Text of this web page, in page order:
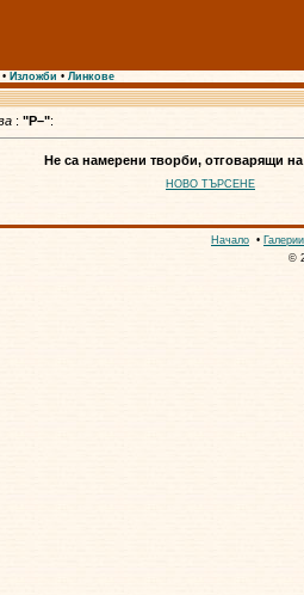
• Изложби • Линкове
:"Р–":
Не са намерени творби, отговарящи на
НОВО ТЪРСЕНЕ
Начало • Галерии
©